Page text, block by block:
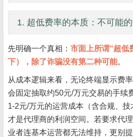
1. 超低费率的本质：不可能的
先明确一个真相： 市面上所谓“超低
下），除了诈骗没有第二种可能。
从成本逻辑来看，无论终端显示费
会固定抽取约50元/万元交易的手续
1-2元/万元的运营成本（含合规、
才是代理商的利润空间。若要求代
业者连基本运营都无法维持，更别提